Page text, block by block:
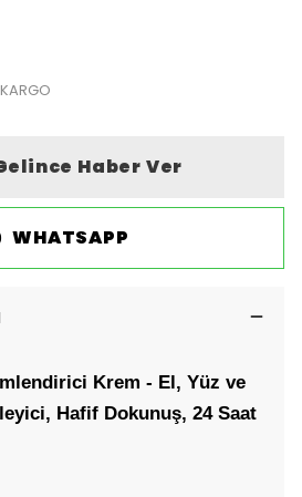
Haber Ver
WHATSAPP
Krem - El, Yüz ve
Hafif Dokunuş, 24 Saat